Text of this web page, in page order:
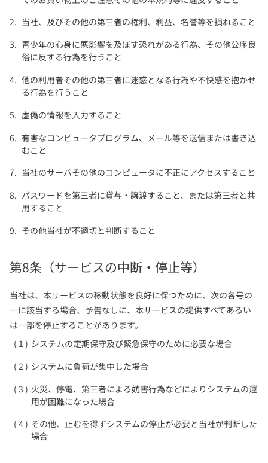
当社、及びその他の第三者の権利、利益、名誉等を損ねること
青少年の心身に悪影響を及ぼす恐れがある行為、その他公序良
俗に反する行為を行うこと
他の利用者その他の第三者に迷惑となる行為や不快感を抱かせ
る行為を行うこと
虚偽の情報を入力すること
有害なコンピュータプログラム、メール等を送信または書き込
むこと
当社のサーバその他のコンピュータに不正にアクセスすること
パスワードを第三者に貸与・譲渡すること、または第三者と共
用すること
その他当社が不適切と判断すること
第8条（サービスの中断・停止等）
当社は、本サービスの稼動状態を良好に保つために、次の各号の
一に該当する場合、予告なしに、本サービスの提供すべてあるい
は一部を停止することがあります。
システムの定期保守及び緊急保守のために必要な場合
システムに負荷が集中した場合
火災、停電、第三者による妨害行為などによりシステムの運
用が困難になった場合
その他、止むを得ずシステムの停止が必要と当社が判断した
場合